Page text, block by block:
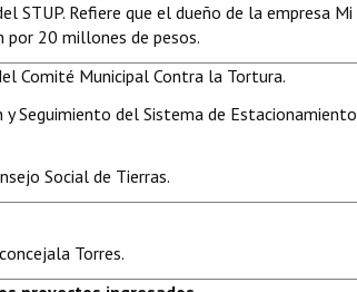
STUP. Refiere que el dueño de la empresa Mi
por 20 millones de pesos.
Comité Municipal Contra la Tortura.
Seguimiento del Sistema de Estacionamiento
Social de Tierras.
Torres.